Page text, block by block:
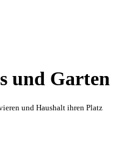
und Garten
und Haushalt ihren Platz